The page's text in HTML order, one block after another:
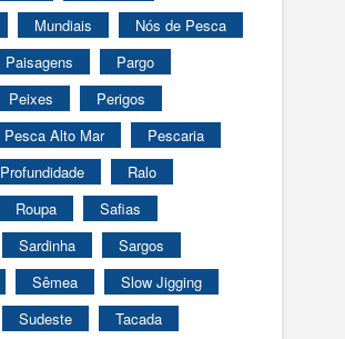
Mundiais
Nós de Pesca
Paisagens
Pargo
Peixes
Perigos
Pesca Alto Mar
Pescaria
Profundidade
Ralo
Roupa
Safias
Sardinha
Sargos
Sêmea
Slow Jigging
Sudeste
Tacada